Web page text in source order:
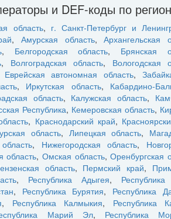
и DEF-коды по
область, г. Санкт-Петербург и
,Амурская область,Архангельская
, Белгородская область, Брянская
, Волгоградская область, Вологодская
Еврейская автономная область,
, Иркутская область, Кабардино-
область, Калужская область,
Республика, Кемеровская область,
, Краснодарский край,
область, Липецкая область,
, Нижегородская область,
область,Омская область,Оренбургская
область, Пермский край,
, Республика Адыгея,
, Республика Бурятия, Республика
, Республика Калмыкия, Республика
Марий Эл, Республика